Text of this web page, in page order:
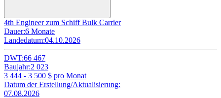
4th Engineer zum Schiff Bulk Carrier
Dauer:6 Monate
Landedatum:04.10.2026
DWT:66 467
Baujahr:2 023
3 444 - 3 500 $ pro Monat
Datum der Erstellung/Aktualisierung:
07.08.2026